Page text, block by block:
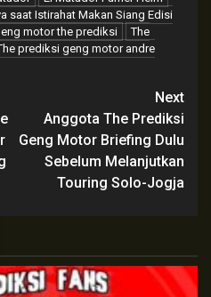
saat Istirahat Makan Siang Edisi
motor the prediksi
The
prediksi geng motor andre
Next
Anggota The Prediksi
Geng Motor Briefing Dulu
Sebelum Melanjutkan
Touring Solo-Jogja